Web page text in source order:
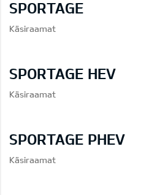
SPORTAGE
Käsiraamat
SPORTAGE HEV
Käsiraamat
SPORTAGE PHEV
Käsiraamat